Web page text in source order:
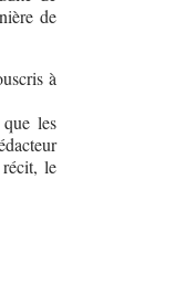
de
à
les
le